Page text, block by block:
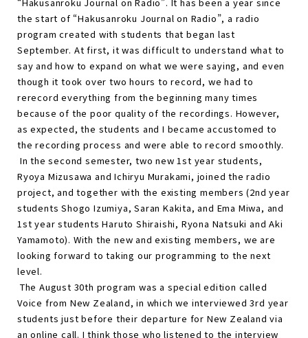
the start of “Hakusanroku Journal on Radio”, a radio
program created with students that began last
September. At first, it was difficult to understand what to
say and how to expand on what we were saying, and even
though it took over two hours to record, we had to
rerecord everything from the beginning many times
because of the poor quality of the recordings. However,
as expected, the students and I became accustomed to
the recording process and were able to record smoothly.
In the second semester, two new 1st year students,
Ryoya Mizusawa and Ichiryu Murakami, joined the radio
project, and together with the existing members (2nd year
students Shogo Izumiya, Saran Kakita, and Ema Miwa, and
1st year students Haruto Shiraishi, Ryona Natsuki and Aki
Yamamoto). With the new and existing members, we are
looking forward to taking our programming to the next
level.
The August 30th program was a special edition called
Voice from New Zealand, in which we interviewed 3rd year
students just before their departure for New Zealand via
an online call. I think those who listened to the interview